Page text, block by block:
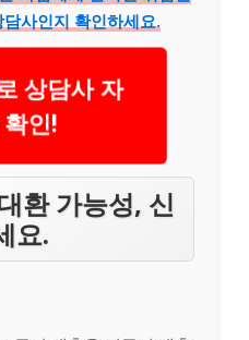
사인지 확인하세요.
상담사 자
인!
환 가능성, 신
요.